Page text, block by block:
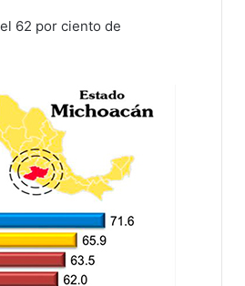
62 por ciento de